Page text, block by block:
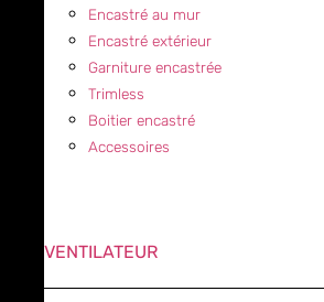
Encastré au mur
Encastré extérieur
Garniture encastrée
Trimless
Boitier encastré
Accessoires
VENTILATEUR